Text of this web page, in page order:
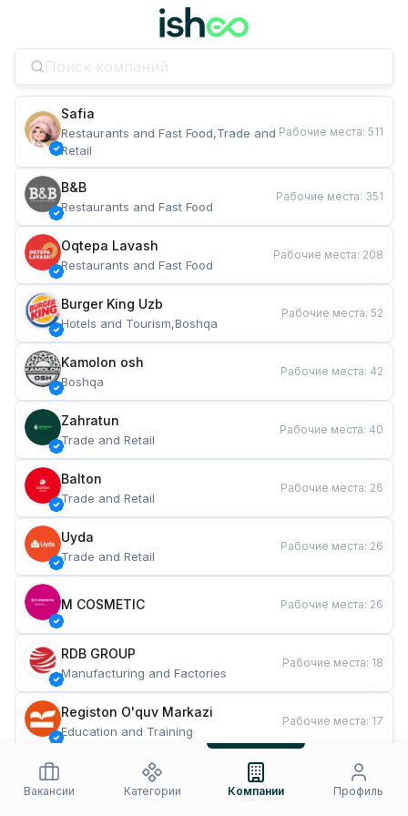
Safia
Restaurants and Fast Food,Trade and
Retail
Рабочие места: 511
B&B
Restaurants and Fast Food
Рабочие места: 351
Oqtepa Lavash
Restaurants and Fast Food
Рабочие места: 208
Burger King Uzb
Hotels and Tourism,Boshqa
Рабочие места: 52
Kamolon osh
Boshqa
Рабочие места: 42
Zahratun
Trade and Retail
Рабочие места: 40
Balton
Trade and Retail
Рабочие места: 26
Uyda
Trade and Retail
Рабочие места: 26
M COSMETIC Рабочие места: 26
RDB GROUP
Manufacturing and Factories
Рабочие места: 18
Registon O'quv Markazi
Education and Training
Рабочие места: 17
Restaurants and Fast Food
Рабочие места
Вакансии
Категории Компании Профиль